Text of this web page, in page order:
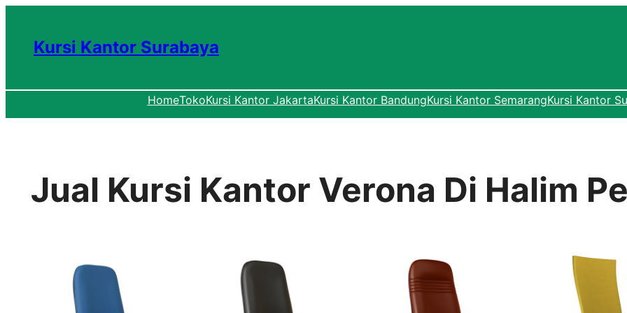
Kursi Kantor Surabaya
HomeTokoKursi Kantor JakartaKursi Kantor BandungKursi Kantor SemarangKursi Kantor
Jual Kursi Kantor Verona Di Halim